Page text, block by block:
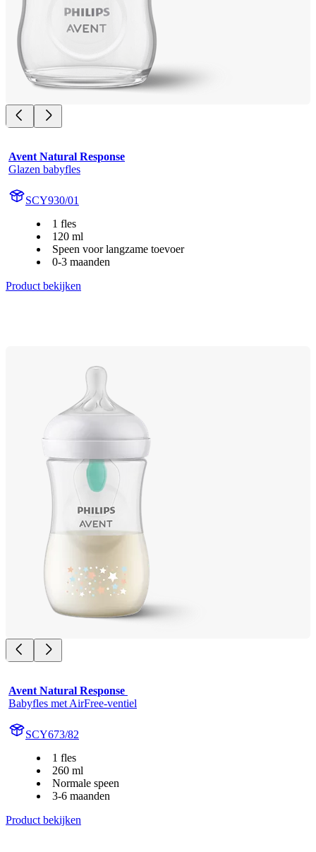
Avent Natural Response
Glazen babyfles
SCY930/01
1 fles
120 ml
Speen voor langzame toevoer
0-3 maanden
Product bekijken
Avent Natural Response
Babyfles met AirFree-ventiel
SCY673/82
1 fles
260 ml
Normale speen
3-6 maanden
Product bekijken